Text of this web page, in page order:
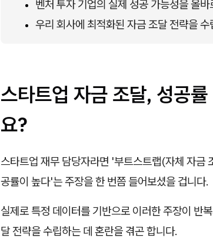
벤처 투자 기업의 실제 성공 가능성을 올
우리 회사에 최적화된 자금 조달 전략을
스타트업 자금 조달, 성공
요?
스타트업 재무 담당자라면 '부트스트랩(자체 자금
공률이 높다'는 주장을 한 번쯤 들어보셨을 겁니다.
실제로 특정 데이터를 기반으로 이러한 주장이 반
달 전략을 수립하는 데 혼란을 겪곤 합니다.